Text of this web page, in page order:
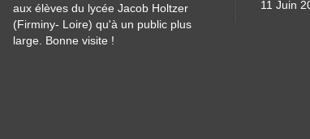
aux élèves du lycée Jacob Holtzer
(Firminy- Loire) qu'à un public plus
large. Bonne visite !
11 Juin